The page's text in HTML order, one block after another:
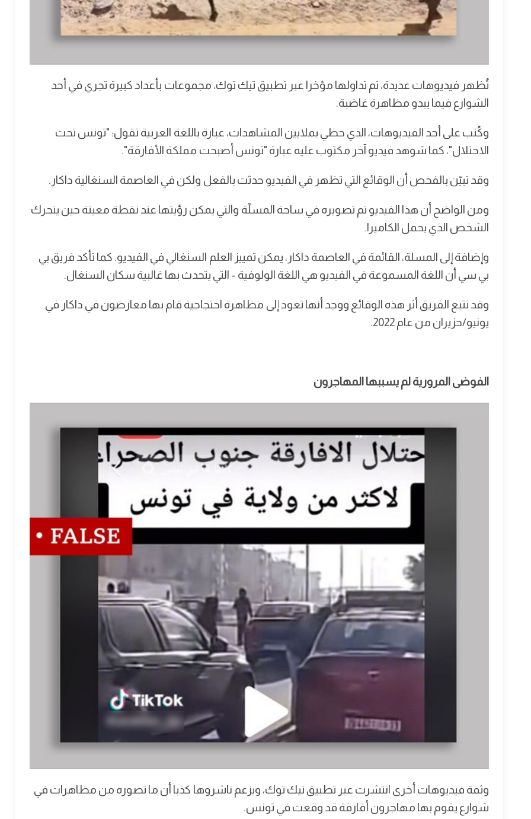
تُظهر فيديوهات عديدة، تم تداولها مؤخرا عبر تطبيق تيك توك، مجموعات بأعداد كبيرة تجري في أحد
الشوارع فيما يبدو مظاهرة غاضبة.
وكُتب على أحد الفيديوهات، الذي حظي بملايين المشاهدات، عبارة باللغة العربية تقول: "تونس تحت
الاحتلال"، كما شوهد فيديو آخر مكتوب عليه عبارة "تونس أصبحت مملكة الأفارقة".
وقد تبيّن بالفحص أن الوقائع التي تظهر في الفيديو حدثت بالفعل ولكن في العاصمة السنغالية داكار.
ومن الواضح أن هذا الفيديو تم تصويره في ساحة المسلّة والتي يمكن رؤيتها عند نقطة معينة حين يتحرك
الشخص الذي يحمل الكاميرا.
وإضافة إلى المسلة، القائمة في العاصمة داكار، يمكن تمييز العلم السنغالي في الفيديو. كما تأكد فريق بي
بي سي أن اللغة المسموعة في الفيديو هي اللغة الولوفية - التي يتحدث بها غالبية سكان السنغال.
وقد تتبع الفريق أثر هذه الوقائع ووجد أنها تعود إلى مظاهرة احتجاجية قام بها معارضون في داكار في
يونيو/حزيران من عام 2022.
الفوضى المرورية لم يسببها المهاجرون
وثمة فيديوهات أخرى انتشرت عبر تطبيق تيك توك، ويزعم ناشروها كذبا أن ما تصوره من مظاهرات في
شوارع يقوم بها مهاجرون أفارقة قد وقعت في تونس.